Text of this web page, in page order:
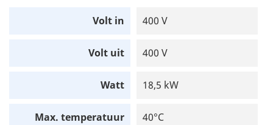
Volt in 400 V
Volt uit 400 V
Watt 18,5 kW
Max. temperatuur
40°C